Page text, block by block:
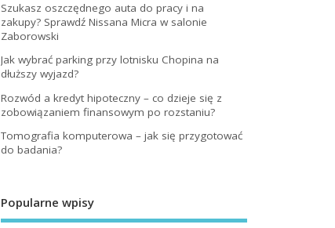
Szukasz oszczędnego auta do pracy i na
zakupy? Sprawdź Nissana Micra w salonie
Zaborowski
Jak wybrać parking przy lotnisku Chopina na
dłuższy wyjazd?
Rozwód a kredyt hipoteczny – co dzieje się z
zobowiązaniem finansowym po rozstaniu?
Tomografia komputerowa – jak się przygotować
do badania?
Popularne wpisy